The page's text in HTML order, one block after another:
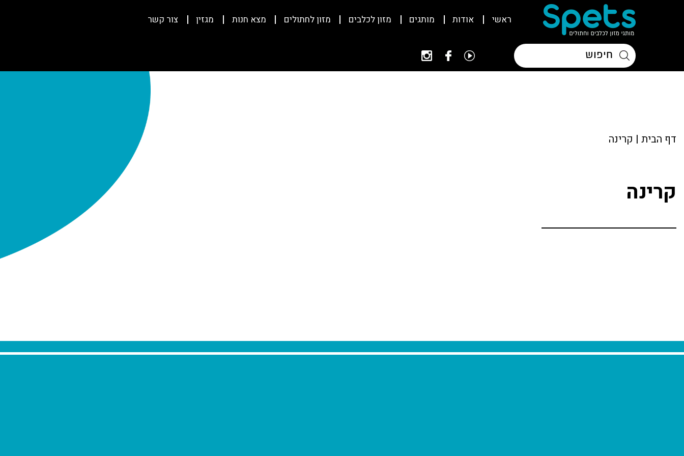
ראשי אודות מותגים מזון לכלבים מזון לחתולים מצא חנות מגזין צור קשר
דף הבית | קרינה
קרינה